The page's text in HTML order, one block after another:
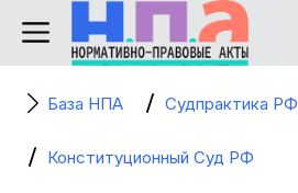
База НПА Судпрактика РФ
Конституционный Суд РФ